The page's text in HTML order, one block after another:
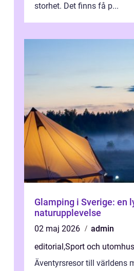
storhet. Det finns få p...
Glamping i Sverige: en
naturupplevelse
02 maj 2026
admin
editorial,Sport och
Äventyrsresor till världens